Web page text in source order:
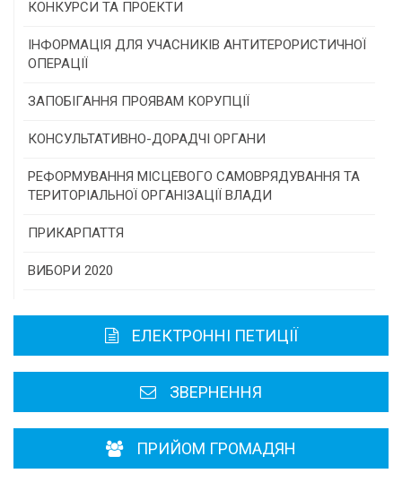
КОНКУРСИ ТА ПРОЕКТИ
Конкурс проектів та програм місцевого
самоврядування
Конкурс інститутів громадянського суспільства
Програми/конкурси МТД
ІНФОРМАЦІЯ ДЛЯ УЧАСНИКІВ АНТИТЕРОРИСТИЧНОЇ
ОПЕРАЦІЇ
ЗАПОБІГАННЯ ПРОЯВАМ КОРУПЦІЇ
КОНСУЛЬТАТИВНО-ДОРАДЧІ ОРГАНИ
Консультативна рада
РЕФОРМУВАННЯ МІСЦЕВОГО САМОВРЯДУВАННЯ ТА
ТЕРИТОРІАЛЬНОЇ ОРГАНІЗАЦІЇ ВЛАДИ
ПРИКАРПАТТЯ
Історична довідка
Районні, міські ради
ВИБОРИ 2020
ЕЛЕКТРОННІ ПЕТИЦІЇ
ЗВЕРНЕННЯ
ПРИЙОМ ГРОМАДЯН